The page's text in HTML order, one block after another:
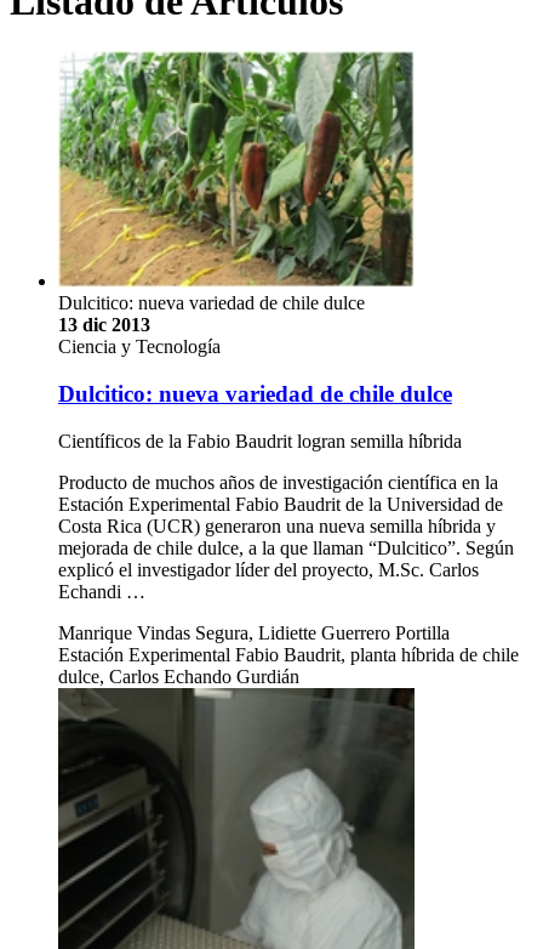
Dulcitico: nueva variedad de chile dulce
13 dic 2013
Ciencia y Tecnología
Dulcitico: nueva variedad de chile dulce
Científicos de la Fabio Baudrit logran semilla híbrida
Producto de muchos años de investigación científica en la
Estación Experimental Fabio Baudrit de la Universidad de
Costa Rica (UCR) generaron una nueva semilla híbrida y
mejorada de chile dulce, a la que llaman “Dulcitico”. Según
explicó el investigador líder del proyecto, M.Sc. Carlos
Echandi …
Manrique Vindas Segura, Lidiette Guerrero Portilla
Estación Experimental Fabio Baudrit, planta híbrida de chile
dulce, Carlos Echando Gurdián